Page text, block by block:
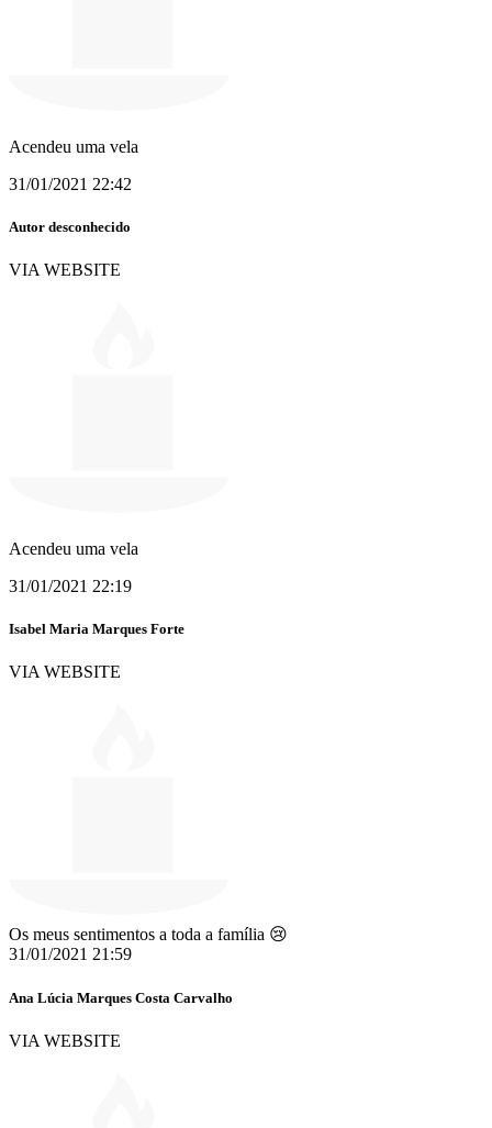
Acendeu uma vela
31/01/2021 22:42
Autor desconhecido
VIA WEBSITE
Acendeu uma vela
31/01/2021 22:19
Isabel Maria Marques Forte
VIA WEBSITE
Os meus sentimentos a toda a família 😢
31/01/2021 21:59
Ana Lúcia Marques Costa Carvalho
VIA WEBSITE